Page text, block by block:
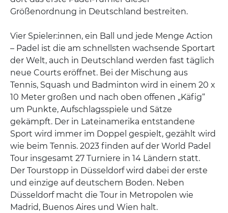
Größenordnung in Deutschland bestreiten.
Vier Spieler:innen, ein Ball und jede Menge Action
– Padel ist die am schnellsten wachsende Sportart
der Welt, auch in Deutschland werden fast täglich
neue Courts eröffnet. Bei der Mischung aus
Tennis, Squash und Badminton wird in einem 20 x
10 Meter großen und nach oben offenen „Käfig“
um Punkte, Aufschlagsspiele und Sätze
gekämpft. Der in Lateinamerika entstandene
Sport wird immer im Doppel gespielt, gezählt wird
wie beim Tennis. 2023 finden auf der World Padel
Tour insgesamt 27 Turniere in 14 Ländern statt.
Der Tourstopp in Düsseldorf wird dabei der erste
und einzige auf deutschem Boden. Neben
Düsseldorf macht die Tour in Metropolen wie
Madrid, Buenos Aires und Wien halt.